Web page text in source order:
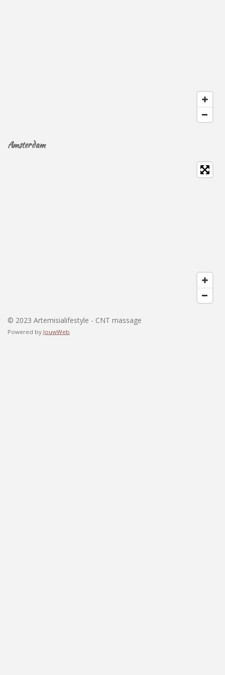
Amsterdam
© 2023 Artemisialifestyle - CNT massage
Powered by JouwWeb